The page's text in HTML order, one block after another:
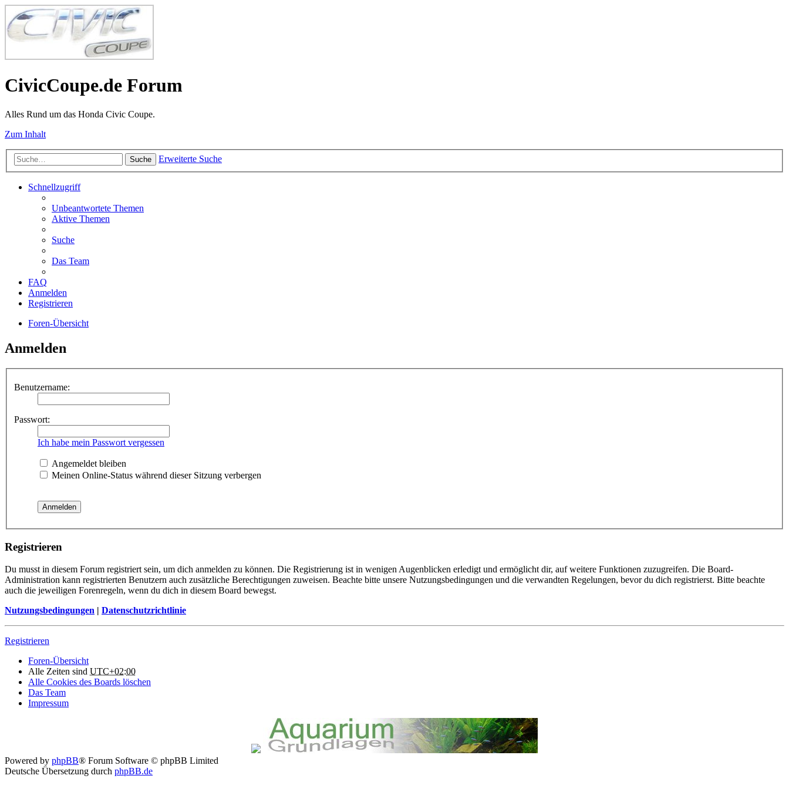
CivicCoupe.de Forum
Alles Rund um das Honda Civic Coupe.
Zum Inhalt
Suche Erweiterte Suche
Schnellzugriff
Unbeantwortete Themen
Aktive Themen
Suche
Das Team
FAQ
Anmelden
Registrieren
Foren-Übersicht
Anmelden
Benutzername:
Passwort:
Ich habe mein Passwort vergessen
Angemeldet bleiben
Meinen Online-Status während dieser Sitzung verbergen
Registrieren
Du musst in diesem Forum registriert sein, um dich anmelden zu können. Die Registrierung ist in wenigen Augenblicken erledigt und ermöglicht dir, auf weitere Funktionen zuzugreifen. Die Board-
Administration kann registrierten Benutzern auch zusätzliche Berechtigungen zuweisen. Beachte bitte unsere Nutzungsbedingungen und die verwandten Regelungen, bevor du dich registrierst. Bitte beachte
auch die jeweiligen Forenregeln, wenn du dich in diesem Board bewegst.
Nutzungsbedingungen | Datenschutzrichtlinie
Registrieren
Foren-Übersicht
Alle Zeiten sind UTC+02:00
Alle Cookies des Boards löschen
Das Team
Impressum
Powered by phpBB® Forum Software © phpBB Limited
Deutsche Übersetzung durch phpBB.de